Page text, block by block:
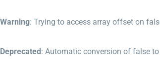
Warning: Trying to access array offset on
Deprecated: Automatic conversion of false